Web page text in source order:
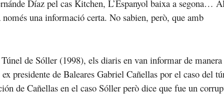
Díaz pel cas Kitchen, L’Espanyol baixa a segona…
una informació certa. No sabien, però, que amb
de Sóller (1998), els diaris en van informar de
presidente de Baleares Gabriel Cañellas por el caso del
de Cañellas en el caso Sóller però dice que fue un